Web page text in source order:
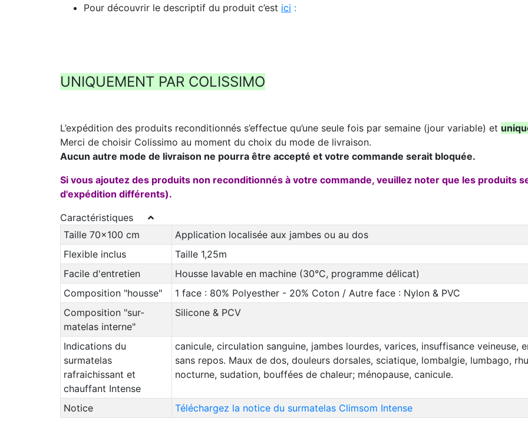
Pour découvrir le descriptif du produit c’est ici :
UNIQUEMENT PAR COLISSIMO
L’expédition des produits reconditionnés s’effectue qu’une seule fois par semaine (jour variable) et
Merci de choisir Colissimo au moment du choix du mode de livraison.
Aucun autre mode de livraison ne pourra être accepté et votre commande serait bloquée.
Si vous ajoutez des produits non reconditionnés à votre commande, veuillez noter que les produits
d'expédition différents).
Caractéristiques
Taille 70x100 cm
Application localisée aux jambes ou au dos
Flexible inclus
Taille 1,25m
Facile d'entretien
Housse lavable en machine (30°C, programme délicat)
Composition "housse"
1 face : 80% Polyesther - 20% Coton / Autre face : Nylon & PVC
Composition "sur-
matelas interne"
Silicone & PCV
Indications du
surmatelas
rafraichissant et
chauffant Intense
canicule, circulation sanguine, jambes lourdes, varices, insuffisance veineuse,
sans repos. Maux de dos, douleurs dorsales, sciatique, lombalgie, lumbago,
nocturne, sudation, bouffées de chaleur; ménopause, canicule.
Notice Téléchargez la notice du surmatelas Climsom Intense